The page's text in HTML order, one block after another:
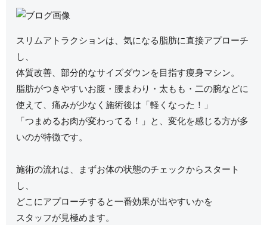
スリムアトラクションは、気になる脂肪に直接アプローチ
し、
体質改善、部分的なサイズダウンを目指す痩身マシン。
脂肪がつきやすいお腹・腰まわり・太もも・二の腕などに
使えて、痛みが少なく施術後は「軽くなった！」
「つまめるお肉が変わってる！」と、変化を感じる方が多
いのが特徴です。
施術の流れは、まずお体の状態のチェックからスタート
し、
どこにアプローチすると一番効果が出やすいかを
スタッフが見極めます。